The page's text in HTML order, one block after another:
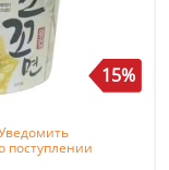
15%
поступлении